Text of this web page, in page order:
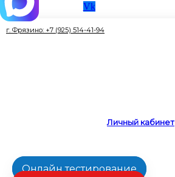
г. Фрязино: +7 (925) 514-41-94
Vk
Личный кабинет
Онлайн тестирование